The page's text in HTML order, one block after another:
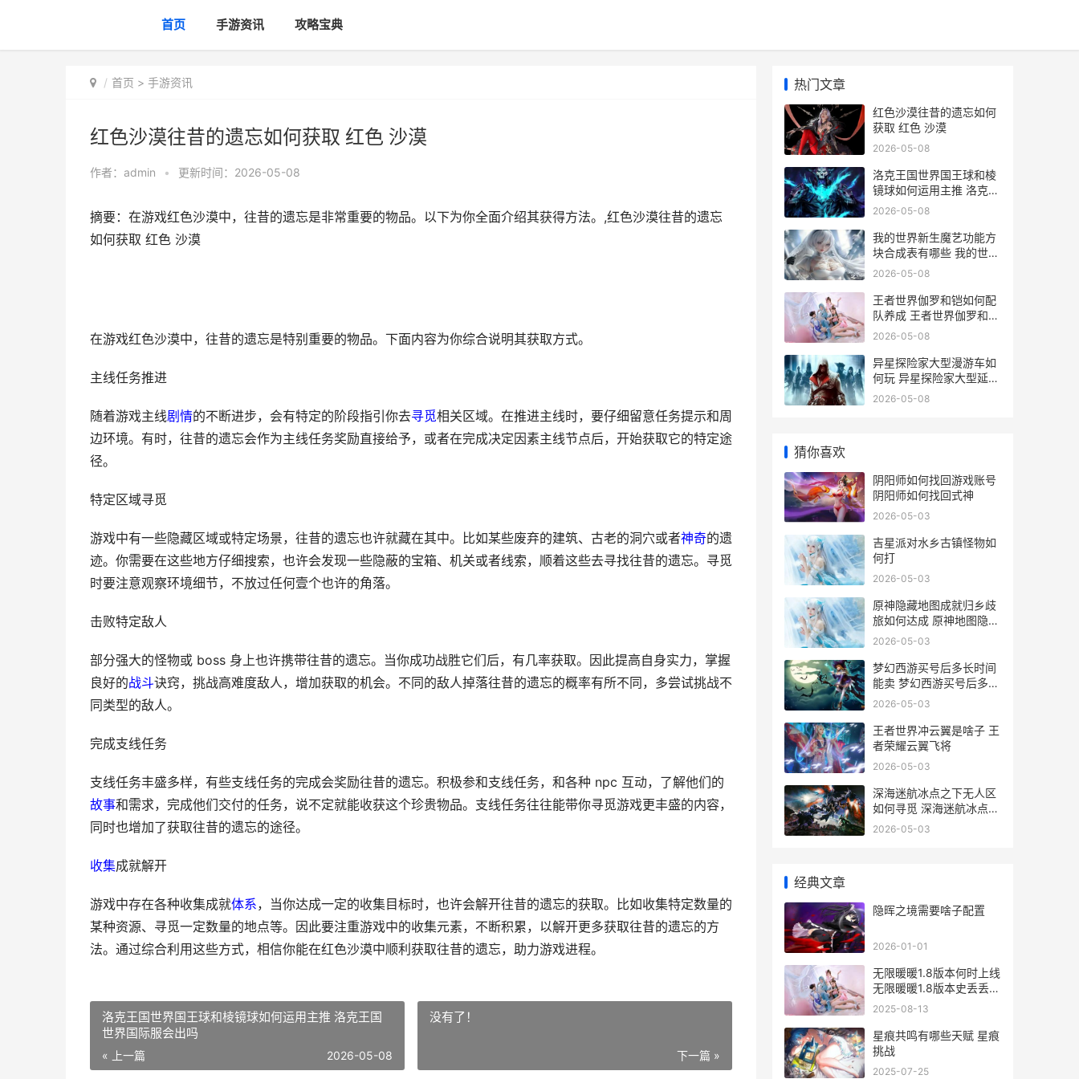
首页 手游资讯 攻略宝典
首页 > 手游资讯
红色沙漠往昔的遗忘如何获取 红色 沙漠
作者： admin • 更新时间：2026-05-08
摘要：在游戏红色沙漠中，往昔的遗忘是非常重要的物品。以下为你全面介绍其获得方法。,红色沙漠往昔的遗忘
如何获取 红色 沙漠
在游戏红色沙漠中，往昔的遗忘是特别重要的物品。下面内容为你综合说明其获取方式。
主线任务推进
随着游戏主线剧情的不断进步，会有特定的阶段指引你去寻觅相关区域。在推进主线时，要仔细留意任务提示和周
边环境。有时，往昔的遗忘会作为主线任务奖励直接给予，或者在完成决定因素主线节点后，开始获取它的特定途
径。
特定区域寻觅
游戏中有一些隐藏区域或特定场景，往昔的遗忘也许就藏在其中。比如某些废弃的建筑、古老的洞穴或者神奇的遗
迹。你需要在这些地方仔细搜索，也许会发现一些隐蔽的宝箱、机关或者线索，顺着这些去寻找往昔的遗忘。寻觅
时要注意观察环境细节，不放过任何壹个也许的角落。
击败特定敌人
部分强大的怪物或 boss 身上也许携带往昔的遗忘。当你成功战胜它们后，有几率获取。因此提高自身实力，掌握
良好的战斗诀窍，挑战高难度敌人，增加获取的机会。不同的敌人掉落往昔的遗忘的概率有所不同，多尝试挑战不
同类型的敌人。
完成支线任务
支线任务丰盛多样，有些支线任务的完成会奖励往昔的遗忘。积极参和支线任务，和各种 npc 互动，了解他们的
故事和需求，完成他们交付的任务，说不定就能收获这个珍贵物品。支线任务往往能带你寻觅游戏更丰盛的内容，
同时也增加了获取往昔的遗忘的途径。
收集成就解开
游戏中存在各种收集成就体系，当你达成一定的收集目标时，也许会解开往昔的遗忘的获取。比如收集特定数量的
某种资源、寻觅一定数量的地点等。因此要注重游戏中的收集元素，不断积累，以解开更多获取往昔的遗忘的方
法。通过综合利用这些方式，相信你能在红色沙漠中顺利获取往昔的遗忘，助力游戏进程。
洛克王国世界国王球和棱镜球如何运用主推 洛克王国
世界国际服会出吗
« 上一篇 2026-05-08
没有了！
下一篇 »
热门文章
红色沙漠往昔的遗忘如何
获取 红色 沙漠
2026-05-08
洛克王国世界国王球和棱
镜球如何运用主推 洛克王
国世界国际服会出吗
2026-05-08
我的世界新生魔艺功能方
块合成表有哪些 我的世界
新生魔艺附魔装置怎么用
2026-05-08
王者世界伽罗和铠如何配
队养成 王者世界伽罗和元
流视频
2026-05-08
异星探险家大型漫游车如
何玩 异星探险家大型延展
平台怎么用
2026-05-08
猜你喜欢
阴阳师如何找回游戏账号
阴阳师如何找回式神
2026-05-03
吉星派对水乡古镇怪物如
何打
2026-05-03
原神隐藏地图成就归乡歧
旅如何达成 原神地图隐藏
的怪物
2026-05-03
梦幻西游买号后多长时间
能卖 梦幻西游买号后多久
可以卖号
2026-05-03
王者世界冲云翼是啥子 王
者荣耀云翼飞将
2026-05-03
深海迷航冰点之下无人区
如何寻觅 深海迷航冰点之
下剧情如何触发
2026-05-03
经典文章
隐晖之境需要啥子配置
2026-01-01
无限暖暖1.8版本何时上线
无限暖暖1.8版本史丢丢大
搜寻
2025-08-13
星痕共鸣有哪些天赋 星痕
挑战
2025-07-25